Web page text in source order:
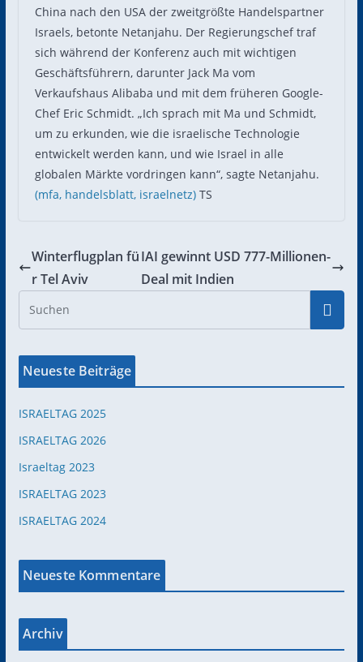
China nach den USA der zweitgrößte Handelspartner
Israels, betonte Netanjahu. Der Regierungschef traf
sich während der Konferenz auch mit wichtigen
Geschäftsführern, darunter Jack Ma vom
Verkaufshaus Alibaba und mit dem früheren Google-
Chef Eric Schmidt. „Ich sprach mit Ma und Schmidt,
um zu erkunden, wie die israelische Technologie
entwickelt werden kann, und wie Israel in alle
globalen Märkte vordringen kann“, sagte Netanjahu.
(mfa, handelsblatt, israelnetz) TS
Winterflugplan fü
r Tel Aviv
IAI gewinnt USD 777-Millionen-
Deal mit Indien
Neueste Beiträge
ISRAELTAG 2025
ISRAELTAG 2026
Israeltag 2023
ISRAELTAG 2023
ISRAELTAG 2024
Neueste Kommentare
Archiv